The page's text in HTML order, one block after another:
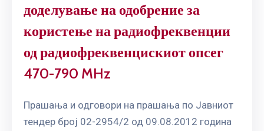
ТЕЛЕКОМУНИКАЦИИ
ПАЗАР
КОРИСНИЦИ
доделување на одобрение за
користење на радиофреквенции
од радиофреквенцискиот опсег
470-790 MHz
Прашања и одговори на прашања по Јавниот
тендер број 02-2954/2 од 09.08.2012 година